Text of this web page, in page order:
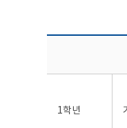
1학년